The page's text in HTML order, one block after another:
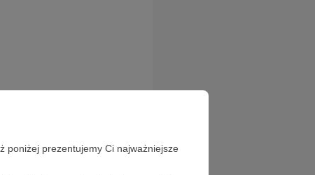
poniżej prezentujemy Ci najważniejsze
kupon dla